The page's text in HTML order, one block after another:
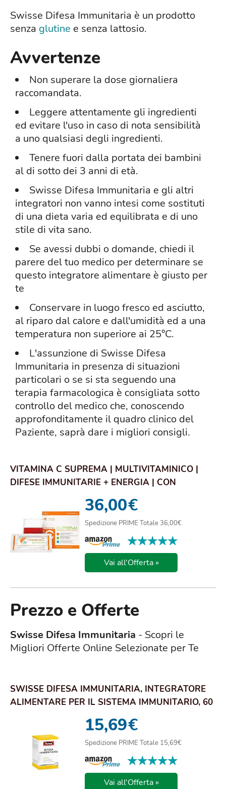
Swisse Difesa Immunitaria è un prodotto
senza glutine e senza lattosio.
Avvertenze
Non superare la dose giornaliera
raccomandata.
Leggere attentamente gli ingredienti
ed evitare l'uso in caso di nota sensibilità
a uno qualsiasi degli ingredienti.
Tenere fuori dalla portata dei bambini
al di sotto dei 3 anni di età.
Swisse Difesa Immunitaria e gli altri
integratori non vanno intesi come sostituti
di una dieta varia ed equilibrata e di uno
stile di vita sano.
Se avessi dubbi o domande, chiedi il
parere del tuo medico per determinare se
questo integratore alimentare è giusto per
te
Conservare in luogo fresco ed asciutto,
al riparo dal calore e dall'umidità ed a una
temperatura non superiore ai 25°C.
L'assunzione di Swisse Difesa
Immunitaria in presenza di situazioni
particolari o se si sta seguendo una
terapia farmacologica è consigliata sotto
controllo del medico che, conoscendo
approfonditamente il quadro clinico del
Paziente, saprà dare i migliori consigli.
VITAMINA C SUPREMA | MULTIVITAMINICO |
DIFESE IMMUNITARIE + ENERGIA | CON
36,00€
Spedizione PRIME Totale 36,00€
★★★★★
★★★★★
Vai all'Offerta »
Prezzo e Offerte
Swisse Difesa Immunitaria - Scopri le
Migliori Offerte Online Selezionate per Te
SWISSE DIFESA IMMUNITARIA, INTEGRATORE
ALIMENTARE PER IL SISTEMA IMMUNITARIO, 60
15,69€
Spedizione PRIME Totale 15,69€
★★★★★
★★★★★
Vai all'Offerta »